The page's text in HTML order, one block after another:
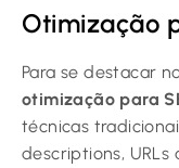
Otimização
Para se destacar
otimização para
técnicas
descriptions, URLs